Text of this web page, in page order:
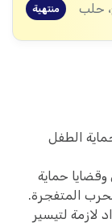
حلب منتهية
الطفل
حماية
المتفجرة.
لازمة لتيسير